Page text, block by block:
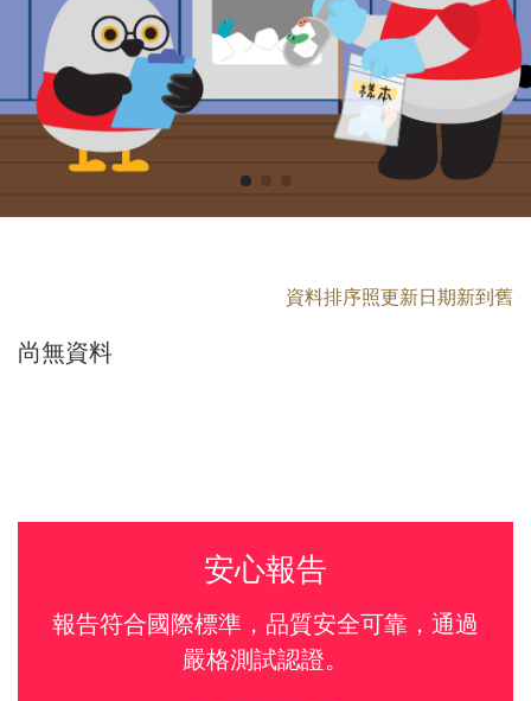
資料排序照更新日期新到舊
尚無資料
安心報告
報告符合國際標準，品質安全可靠，通過
嚴格測試認證。